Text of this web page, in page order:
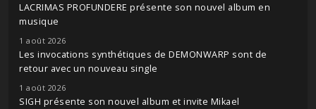
LACRIMAS PROFUNDERE présente son nouvel album en
musique
1 août 2026
Les invocations synthétiques de DEMONWARP sont de
retour avec un nouveau single
1 août 2026
SIGH présente son nouvel album et invite Mikael